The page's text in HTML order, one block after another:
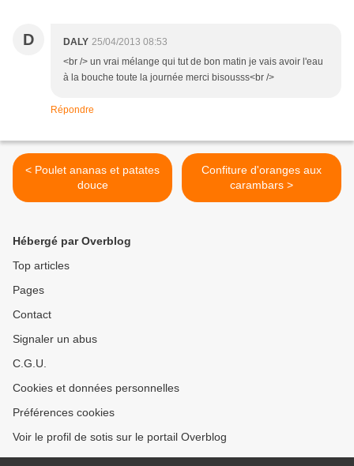
D DALY 25/04/2013 08:53
<br /> un vrai mélange qui tut de bon matin je vais avoir l'eau
à la bouche toute la journée merci bisousss<br />
Répondre
< Poulet ananas et patates
douce
Confiture d'oranges aux
carambars >
Hébergé par Overblog
Top articles
Pages
Contact
Signaler un abus
C.G.U.
Cookies et données personnelles
Préférences cookies
Voir le profil de sotis sur le portail Overblog